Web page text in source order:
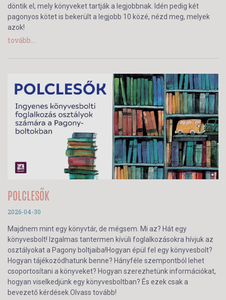
döntik el, mely könyveket tartják a legjobbnak. Idén pedig két
pagonyos kötet is bekerült a legjobb 10 közé, nézd meg, melyek
azok!
tovább...
POLCLESŐK
2026-04-30
Majdnem mint egy könyvtár, de mégsem. Mi az? Hát egy
könyvesbolt! Izgalmas tantermen kívüli foglalkozásokra hívjuk az
osztályokat a Pagony boltjaiba!Hogyan épül fel egy könyvesbolt?
Hogyan tájékozódhatunk benne? Hányféle szempontból lehet
csoportosítani a könyveket? Hogyan szerezhetünk információkat,
hogyan viselkedjünk egy könyvesboltban? És ezek csak a
bevezető kérdések.Olvass tovább!